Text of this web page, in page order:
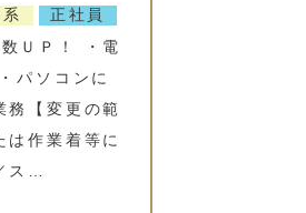
正社員
ＵＰ！ ・電
パソコンに
【変更の範
は作業着等に
ス…